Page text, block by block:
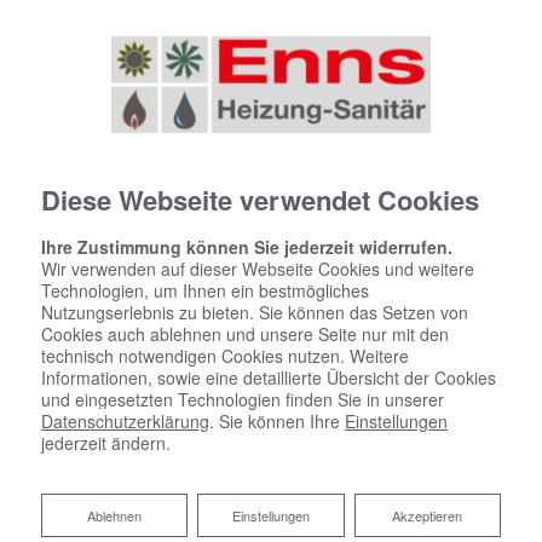
Heizen mit Wärmepumpe
Ihr Partner für nachhaltige Wärme
Diese Webseite verwendet Cookies
Ihre Zustimmung können Sie jederzeit widerrufen.
Wir verwenden auf dieser Webseite Cookies und weitere
Technologien, um Ihnen ein bestmögliches
Nutzungserlebnis zu bieten. Sie können das Setzen von
Cookies auch ablehnen und unsere Seite nur mit den
technisch notwendigen Cookies nutzen. Weitere
Informationen, sowie eine detaillierte Übersicht der Cookies
und eingesetzten Technologien finden Sie in unserer
Datenschutzerklärung. Sie können Ihre Einstellungen
jederzeit ändern.
Akzeptieren
Einstellungen
Ablehnen
Ablehnen